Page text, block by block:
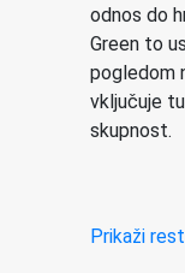
odnos do
Green to
pogledom
vključuje
skupnost.
Prikaži